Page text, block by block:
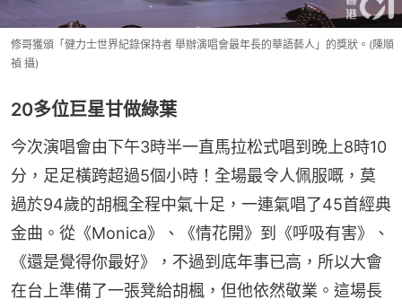
修哥獲頒「健力士世界紀錄保持者 舉辦演唱會最年長的華語藝人」的獎狀。(陳順
禎 攝)
20多位巨星甘做綠葉
今次演唱會由下午3時半一直馬拉松式唱到晚上8時10
分，足足橫跨超過5個小時！全場最令人佩服嘅，莫
過於94歲的胡楓全程中氣十足，一連氣唱了45首經典
金曲。從《Monica》、《情花開》到《呼吸有害》、
《還是覺得你最好》，不過到底年事已高，所以大會
在台上準備了一張凳給胡楓，但他依然敬業。這場長